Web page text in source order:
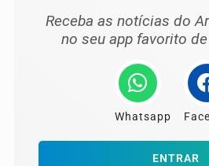
Receba as notícias do
no seu app favorito
Whatsapp
ENTRAR